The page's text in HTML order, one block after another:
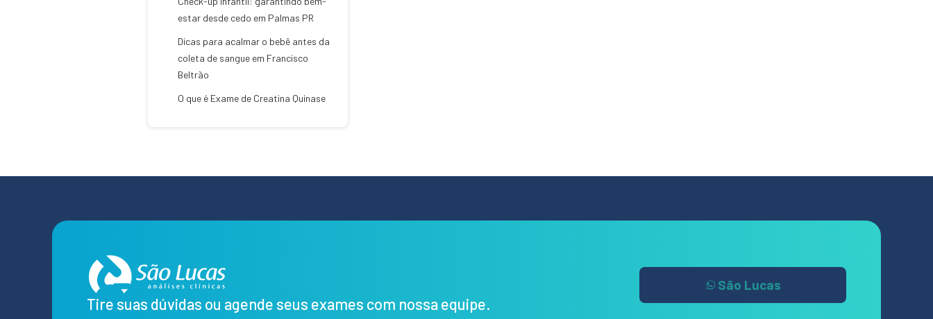
estar desde cedo em Palmas PR
Dicas para acalmar o bebê antes da
coleta de sangue em Francisco
Beltrão
O que é Exame de Creatina Quinase
Tire suas dúvidas ou agende seus exames com nossa equipe.
São Lucas